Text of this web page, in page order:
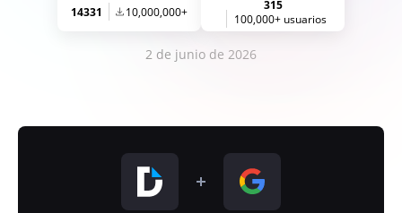
14331 10,000,000+
315
100,000+ usuarios
2 de junio de 2026